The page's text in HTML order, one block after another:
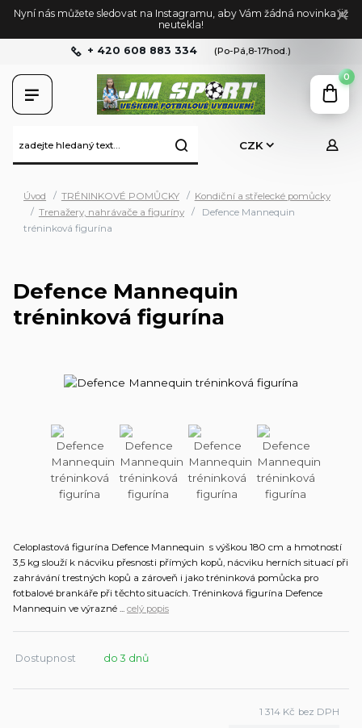
Nyní nás můžete sledovat na Instagramu, aby Vám žádná novinka již
neutekla!
CZK
+ 420 608 883 334 (Po-Pá,8-17hod.)
0
Úvod TRÉNINKOVÉ POMŮCKY
Kondiční a střelecké pomůcky
Trenažery, nahrávače a figuríny
Defence Mannequin
tréninková figurína
Defence Mannequin
tréninková figurína
Celoplastová figurína Defence Mannequin s výškou 180 cm a hmotností
3,5 kg slouží k nácviku přesnosti přímých kopů, nácviku herních situací při
zahrávání trestných kopů a zároveň i jako tréninková pomůcka pro
fotbalové brankáře při těchto situacích. Tréninková figurína Defence
Mannequin ve výrazné ... celý popis
Dostupnost do 3 dnů
1 314 Kč bez DPH